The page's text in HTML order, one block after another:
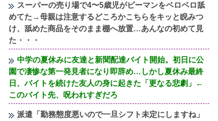
スーパーの売り場で4〜5歳児がピーマンをベロベロ舐
めてた→母親は注意するどころかこちらをキッと睨みつ
け、舐めた商品をそのまま棚へ放置…あんなの初めて見
た・・・
中学の夏休みに友達と新聞配達バイト開始。初日に公
園で凄惨な第一発見者になり即辞め…しかし夏休み最終
日、バイトを続けた友人の身に起きた「更なる悲劇」←
このバイト先、呪われすぎだろ
派遣「勤務態度悪いので一旦シフト未定にしますね」